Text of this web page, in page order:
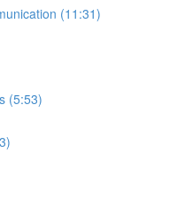
(11:31)
(5:53)